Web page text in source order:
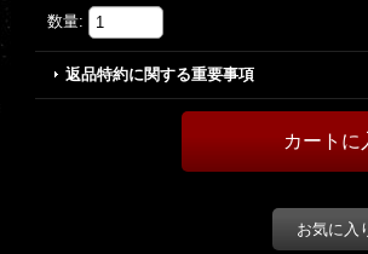
数量:
返品特約に関する重要事項
お気に入